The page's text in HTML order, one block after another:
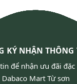
KÝ NHẬN THÔNG
để nhận ưu đãi đặc
Dabaco Mart Từ sơn